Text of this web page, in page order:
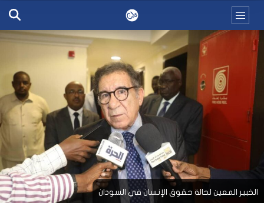
الخبير المعين لحالة حقوق الإنسان في السودان